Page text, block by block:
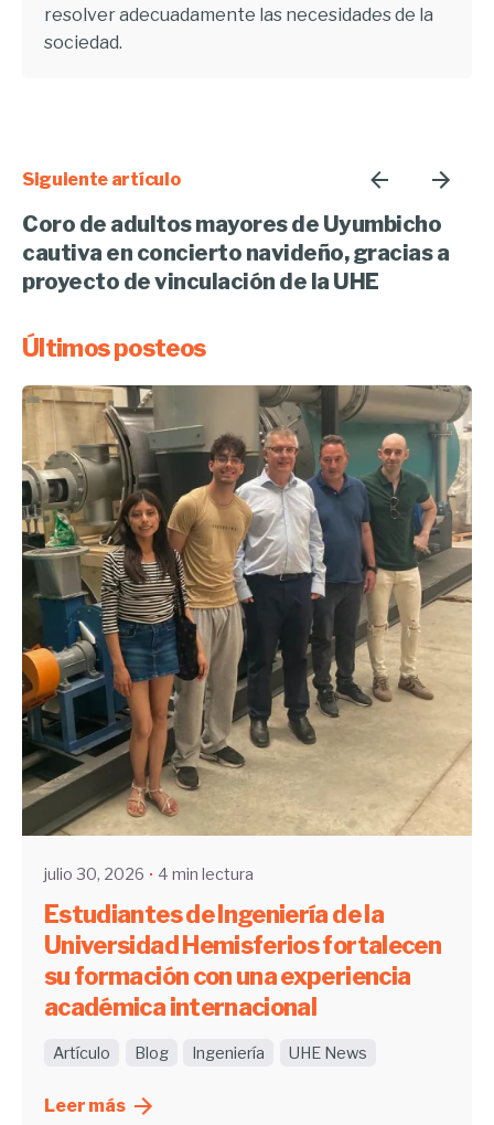
resolver adecuadamente las necesidades de la
sociedad.
Siguiente artículo
Coro de adultos mayores de Uyumbicho
cautiva en concierto navideño, gracias a
proyecto de vinculación de la UHE
Últimos posteos
Enviado por
UHE
julio 30, 2026 4 min lectura
Estudiantes de Ingeniería de la
Universidad Hemisferios fortalecen
su formación con una experiencia
académica internacional
Artículo Blog Ingeniería UHE News
Leer más